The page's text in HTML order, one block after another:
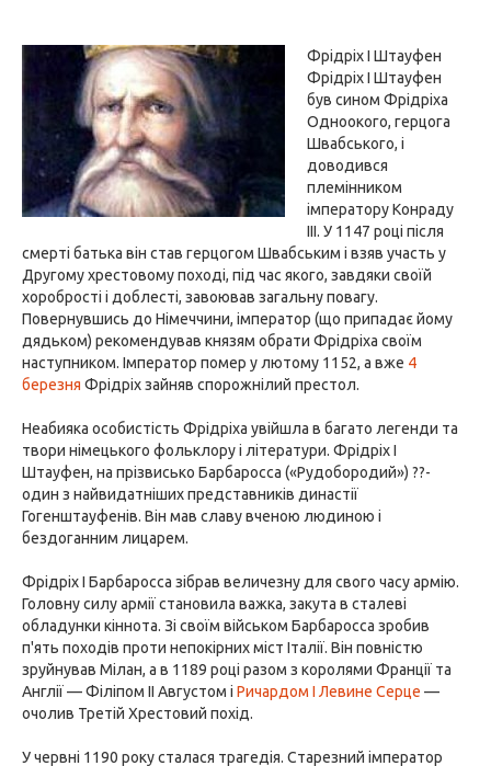
Фрідріх I Штауфен
Фрідріх I Штауфен
був сином Фрідріха
Одноокого, герцога
Швабського, і
доводився
племінником
імператору Конраду
III. У 1147 році після
смерті батька він став герцогом Швабським і взяв участь у
Другому хрестовому поході, під час якого, завдяки своїй
хоробрості і доблесті, завоював загальну повагу.
Повернувшись до Німеччини, імператор (що припадає йому
дядьком) рекомендував князям обрати Фрідріха своїм
наступником. Імператор помер у лютому 1152, а вже 4
березня Фрідріх зайняв спорожнілий престол.
Неабияка особистість Фрідріха увійшла в багато легенди та
твори німецького фольклору і літератури. Фрідріх I
Штауфен, на прізвисько Барбаросса («Рудобородий») ??-
один з найвидатніших представників династії
Гогенштауфенів. Він мав славу вченою людиною і
бездоганним лицарем.
Фрідріх I Барбаросса зібрав величезну для свого часу армію.
Головну силу армії становила важка, закута в сталеві
обладунки кіннота. Зі своїм військом Барбаросса зробив
п'ять походів проти непокірних міст Італії. Він повністю
зруйнував Мілан, а в 1189 році разом з королями Франції та
Англії — Філіпом II Августом і Ричардом I Левине Серце —
очолив Третій Хрестовий похід.
У червні 1190 року сталася трагедія. Старезний імператор